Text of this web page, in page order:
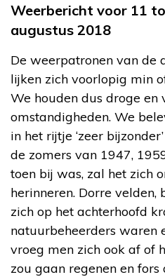
Weerbericht voor 11
augustus 2018
De weerpatronen van de
lijken zich voorlopig min
We houden dus droge en
omstandigheden. We
in het rijtje ‘zeer
de zomers van 1947,
toen bij was, zal het zich
herinneren. Dorre
zich op het achterhoofd
natuurbeheerders waren
vroeg men zich ook af of
zou gaan regenen en